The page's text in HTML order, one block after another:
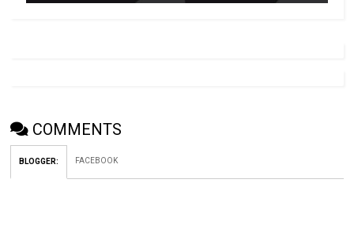
COMMENTS
BLOGGER: FACEBOOK